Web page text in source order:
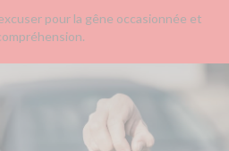
pour la gêne occasionnée et